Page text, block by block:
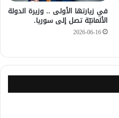
في زيارتها الأولى .. وزيرة الدولة
الألمانيّة تصل إلى سوريا.
2026-06-16